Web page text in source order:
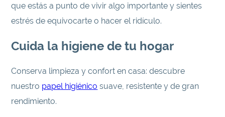
que estás a punto de vivir algo importante y sientes
estrés de equivocarte o hacer el ridículo.
Cuida la higiene de tu hogar
Conserva limpieza y confort en casa: descubre
nuestro papel higiénico suave, resistente y de gran
rendimiento.